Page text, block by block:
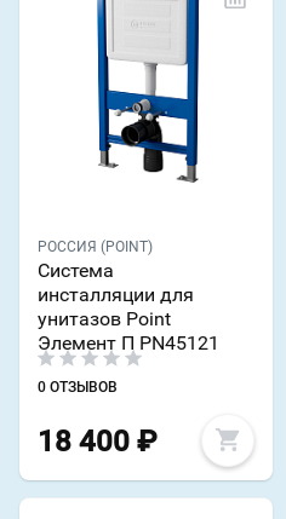
РОССИЯ (POINT)
Система
инсталляции для
унитазов Point
Элемент П PN45121
0 ОТЗЫВОВ
18 400 ₽